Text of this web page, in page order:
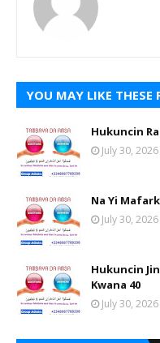
YOU MAY LIKE THESE
Hukuncin
July 30, 2026
Na Yi
July 30, 2026
Hukuncin
Kwana 40
July 30, 2026